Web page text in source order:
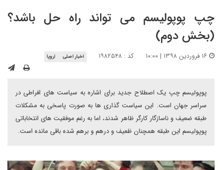
چپ پوپولیسم می تواند راه حل باشد؟
(بخش دوم)
کد : ۱۹۸۲۵۴۸ اخبار اصلی اروپا
پوپولیسم چپ یک اصطلاح جدید برای اشاره به سیاست های افراطی در
سراسر جهان است. این سیاست گذاری ها به صورت پاسخی به مشکلات
طبقه ضعیف و ناسازگار کارگر ظاهر شدند، اما به رغم موفقیت های انتخاباتی
پوپولیسم این طبقه همچنان ظعیف و درهم و برهم شده باقی مانده است.